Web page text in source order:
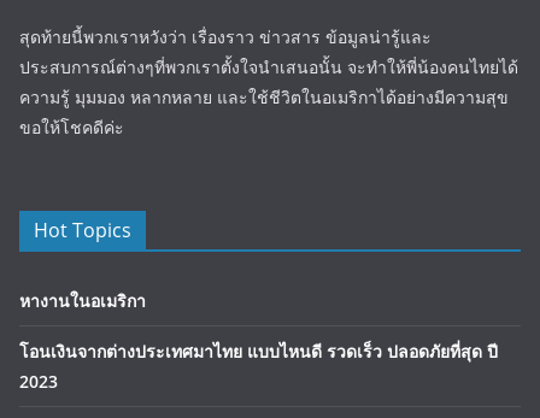
สุดท้ายนี้พวกเราหวังว่า เรื่องราว ข่าวสาร ข้อมูลน่ารู้และ
ประสบการณ์ต่างๆที่พวกเราตั้งใจนำเสนอนั้น จะทำให้พี่น้องคนไทยได้
ความรู้ มุมมอง หลากหลาย และใช้ชีวิตในอเมริกาได้อย่างมีความสุข
ขอให้โชคดีค่ะ
Hot Topics
หางานในอเมริกา
โอนเงินจากต่างประเทศมาไทย แบบไหนดี รวดเร็ว ปลอดภัยที่สุด ปี
2023